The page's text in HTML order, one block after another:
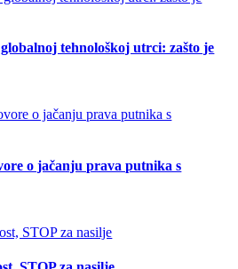
tehnološkoj utrci: zašto je
o jačanju prava putnika s